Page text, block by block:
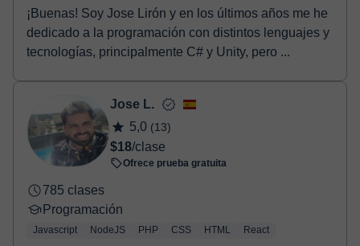
¡Buenas! Soy Jose Lirón y en los últimos años me he
dedicado a la programación con distintos lenguajes y
tecnologías, principalmente C# y Unity, pero ...
Jose L.
5,0 (13)
$18/clase
Ofrece prueba gratuita
785 clases
Programación
Javascript NodeJS PHP CSS HTML React